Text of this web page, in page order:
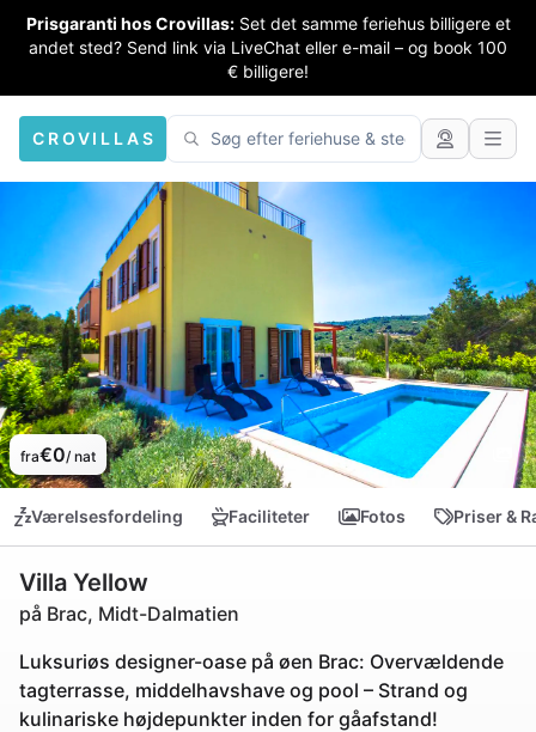
Prisgaranti hos Crovillas: Set det samme feriehus billigere et
andet sted? Send link via LiveChat eller e-mail – og book 100
€ billigere!
CROVILLAS
fra€0/ nat
Værelsesfordeling Faciliteter Fotos Priser &
Villa Yellow
på Brac, Midt-Dalmatien
Luksuriøs designer-oase på øen Brac: Overvældende
tagterrasse, middelhavshave og pool – Strand og
kulinariske højdepunkter inden for gåafstand!